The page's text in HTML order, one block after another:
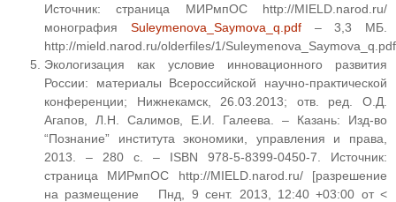
Источник: страница МИРмпОС http://MIELD.narod.ru/
монография Suleymenova_Saymova_q.pdf– 3,3 МБ.
http://mield.narod.ru/olderfiles/1/Suleymenova_Saymova_q.pdf
Экологизация как условие инновационного развития
России: материалы Всероссийской научно-практической
конференции; Нижнекамск, 26.03.2013; отв. ред. О.Д.
Агапов, Л.Н. Салимов, Е.И. Галеева. – Казань: Изд-во
“Познание” института экономики, управления и права,
2013. – 280 с. – ISBN 978-5-8399-0450-7. Источник:
страница МИРмпОС http://MIELD.narod.ru/ [разрешение
на размещение Пнд, 9 сент. 2013, 12:40 +03:00 от <